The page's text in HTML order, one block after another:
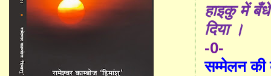
हाइकु में
दिया ।
-0-
सम्मेलन